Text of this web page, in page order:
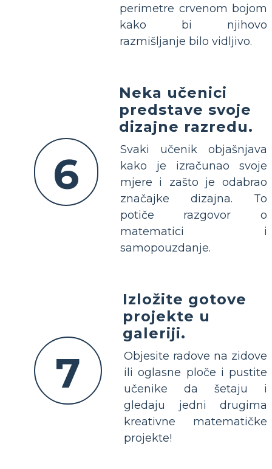
perimetre crvenom bojom
kako bi njihovo
razmišljanje bilo vidljivo.
6
Neka učenici
predstave svoje
dizajne razredu.
Svaki učenik objašnjava
kako je izračunao svoje
mjere i zašto je odabrao
značajke dizajna. To
potiče razgovor o
matematici i
samopouzdanje.
7
Izložite gotove
projekte u
galeriji.
Objesite radove na zidove
ili oglasne ploče i pustite
učenike da šetaju i
gledaju jedni drugima
kreativne matematičke
projekte!